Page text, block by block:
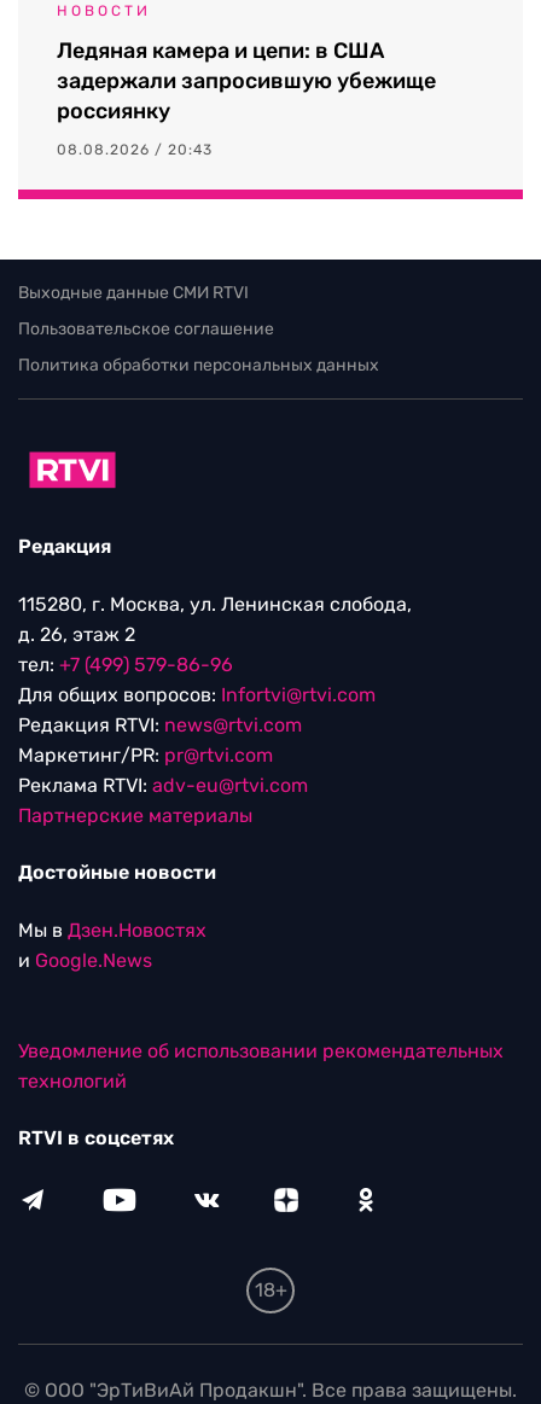
НОВОСТИ
Ледяная камера и цепи: в США
задержали запросившую убежище
россиянку
08.08.2026 / 20:43
Выходные данные СМИ RTVI
Пользовательское соглашение
Политика обработки персональных данных
Редакция
115280, г. Москва, ул. Ленинская слобода,
д. 26, этаж 2
тел: +7 (499) 579-86-96
Для общих вопросов: Infortvi@rtvi.com
Редакция RTVI: news@rtvi.com
Маркетинг/PR: pr@rtvi.com
Реклама RTVI: adv-eu@rtvi.com
Партнерские материалы
Достойные новости
Мы в Дзен.Новостях
и Google.News
Уведомление об использовании рекомендательных
технологий
RTVI в соцсетях
18+
© ООО "ЭрТиВиАй Продакшн". Все права защищены.